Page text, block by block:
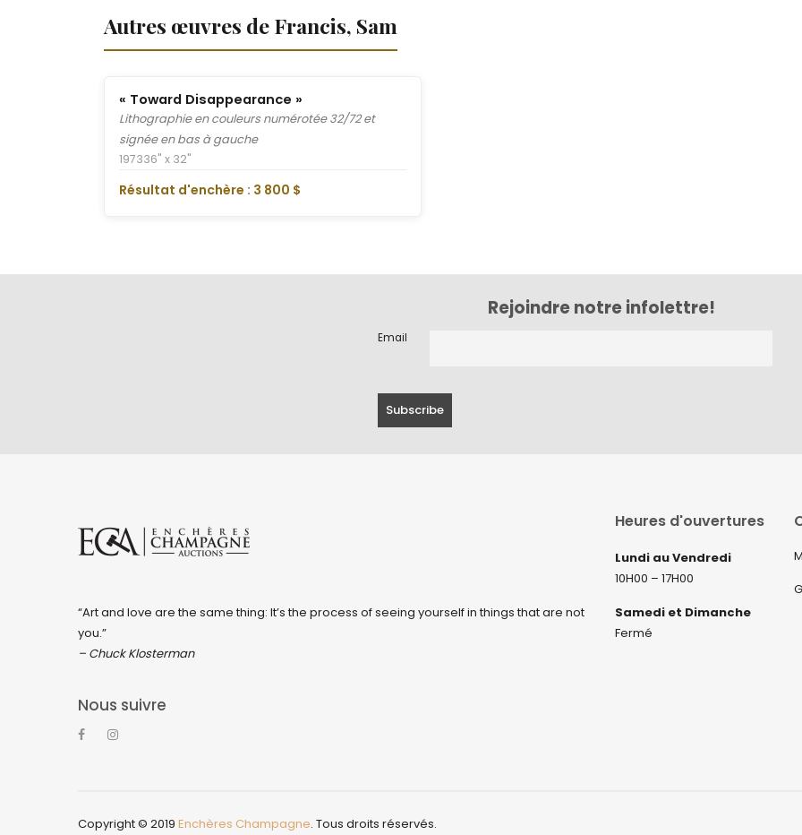
Autres œuvres de Francis, Sam
« Toward Disappearance »
Lithographie en couleurs numérotée 32/72 et
signée en bas à gauche
197336" x 32"
Résultat d'enchère : 3 800 $
Rejoindre notre infolettre!
Email
“Art and love are the same thing: It’s the process of seeing yourself in things that are not
you.”
– Chuck Klosterman
Nous suivre
Heures d'ouvertures
Lundi au Vendredi
10H00 – 17H00
Samedi et Dimanche
Fermé
Copyright © 2019 Enchères Champagne. Tous droits réservés.